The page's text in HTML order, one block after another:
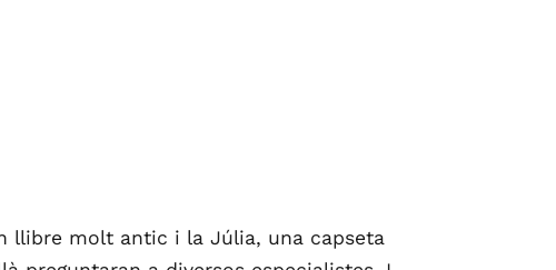
llibre molt antic i la Júlia, una capseta